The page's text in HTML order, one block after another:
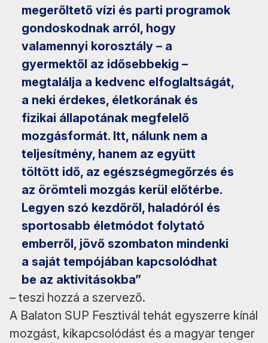
megerőltető vízi és parti programok
gondoskodnak arról, hogy
valamennyi korosztály – a
gyermektől az idősebbekig –
megtalálja a kedvenc elfoglaltságát,
a neki érdekes, életkorának és
fizikai állapotának megfelelő
mozgásformát. Itt, nálunk nem a
teljesítmény, hanem az együtt
töltött idő, az egészségmegőrzés és
az örömteli mozgás kerül előtérbe.
Legyen szó kezdőről, haladóról és
sportosabb életmódot folytató
emberről, jövő szombaton mindenki
a saját tempójában kapcsolódhat
be az aktivitásokba”
– teszi hozzá a szervező.
A Balaton SUP Fesztivál tehát egyszerre kínál
mozgást, kikapcsolódást és a magyar tenger